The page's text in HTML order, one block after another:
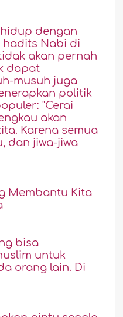
dengan
hadits Nabi di
akan pernah
dapat
musuh juga
politik
"Cerai
akan
Karena semua
dan jiwa-jiwa
Membantu Kita
bisa
untuk
orang lain. Di